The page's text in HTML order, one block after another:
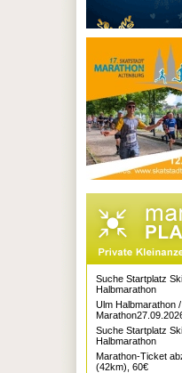
Suche Startplatz
Halbmarathon
Ulm Halbmarathon /
Suche Startplatz
Halbmarathon
Marathon-Ticket
(42km), 60€